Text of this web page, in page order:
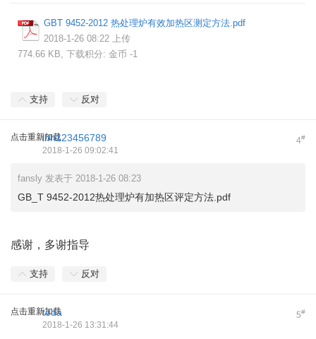
GBT 9452-2012 热处理炉有效加热区测定方法.pdf
2018-1-26 08:22 上传
774.66 KB, 下载积分: 金币 -1
支持 反对
点击重新加载 4#
lhh123456789
2018-1-26 09:02:41
fansly 发表于 2018-1-26 08:23
GB_T 9452-2012热处理炉有加热区评定方法.pdf
感谢，多谢指导
支持 反对
点击重新加载 5#
teda
2018-1-26 13:31:44